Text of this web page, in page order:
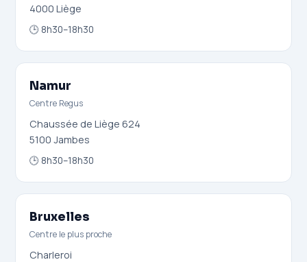
4000 Liège
🕒 8h30–18h30
Namur
Centre Regus
Chaussée de Liège 624
5100 Jambes
🕒 8h30–18h30
Bruxelles
Centre le plus proche
Charleroi